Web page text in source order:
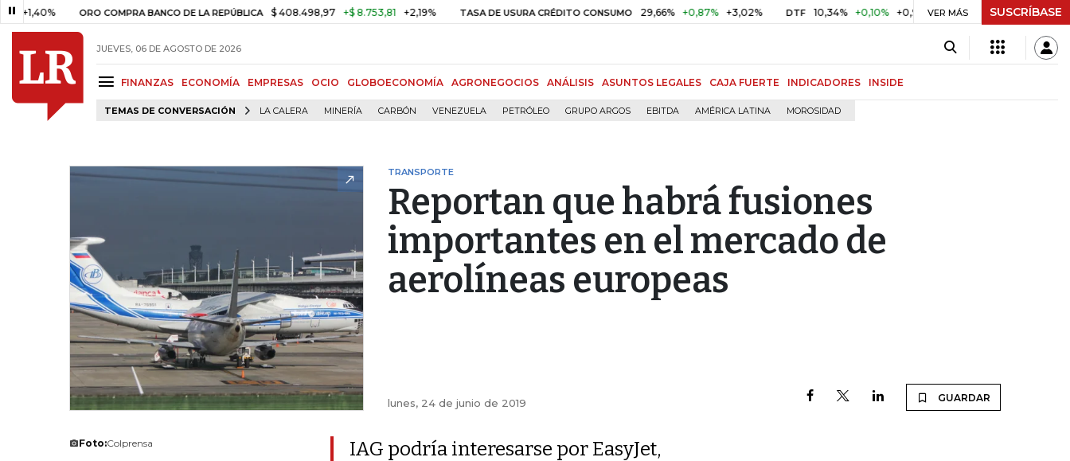
ORO COMPRA BANCO DE LA REPÚBLICA $ 408.498,97 +$ 8.753,81 +2,19% TASA DE USURA CRÉDITO CONSUMO 29,66% +0,87% +3,02% DTF 10,34% +0,10% +0,98% UVR $ 416,86 +$ 0,05 +0,01%
VER MÁS SUSCRÍBASE
JUEVES, 06 DE AGOSTO DE 2026
FINANZAS ECONOMÍA EMPRESAS OCIO GLOBOECONOMÍA AGRONEGOCIOS ANÁLISIS ASUNTOS LEGALES CAJA FUERTE INDICADORES INSIDE
TEMAS DE CONVERSACIÓN LA CALERA MINERÍA CARBÓN VENEZUELA PETRÓLEO GRUPO ARGOS EBITDA AMÉRICA LATINA MOROSIDAD
TRANSPORTE
Reportan que habrá fusiones
importantes en el mercado de
aerolíneas europeas
lunes, 24 de junio de 2019 GUARDAR
Foto:Colprensa
IAG podría interesarse por EasyJet,